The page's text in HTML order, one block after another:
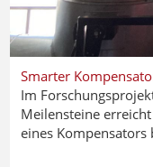
Smarter
Im
Meilensteine
eines